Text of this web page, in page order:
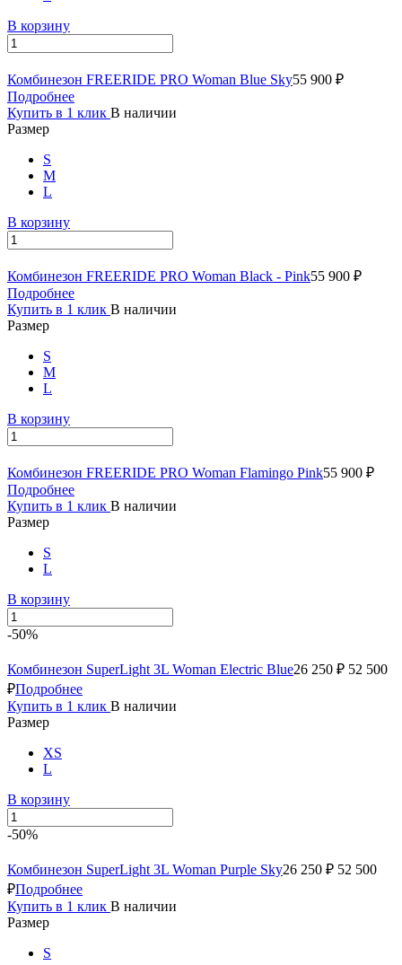
В корзину
Комбинезон FREERIDE PRO Woman Blue Sky55 900 ₽
Подробнее
Купить в 1 клик В наличии
Размер
S
M
L
В корзину
Комбинезон FREERIDE PRO Woman Black - Pink55 900 ₽
Подробнее
Купить в 1 клик В наличии
Размер
S
M
L
В корзину
Комбинезон FREERIDE PRO Woman Flamingo Pink55 900 ₽
Подробнее
Купить в 1 клик В наличии
Размер
S
L
В корзину
-50%
Комбинезон SuperLight 3L Woman Electric Blue26 250 ₽ 52 500
₽Подробнее
Купить в 1 клик В наличии
Размер
XS
L
В корзину
-50%
Комбинезон SuperLight 3L Woman Purple Sky26 250 ₽ 52 500
₽Подробнее
Купить в 1 клик В наличии
Размер
S